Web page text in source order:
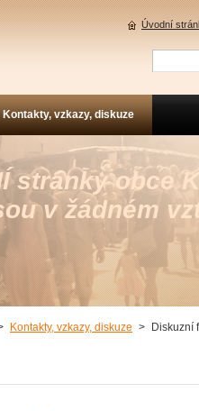
stránky obce
v žádném
Kontakty, vzkazy, diskuze > Diskuzní
Kontakty, vzkazy, diskuze
Úvodní